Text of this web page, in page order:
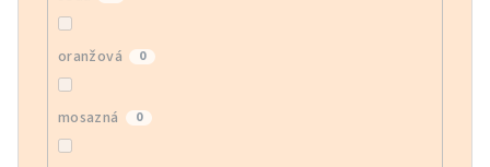
oranžová 0
mosazná 0